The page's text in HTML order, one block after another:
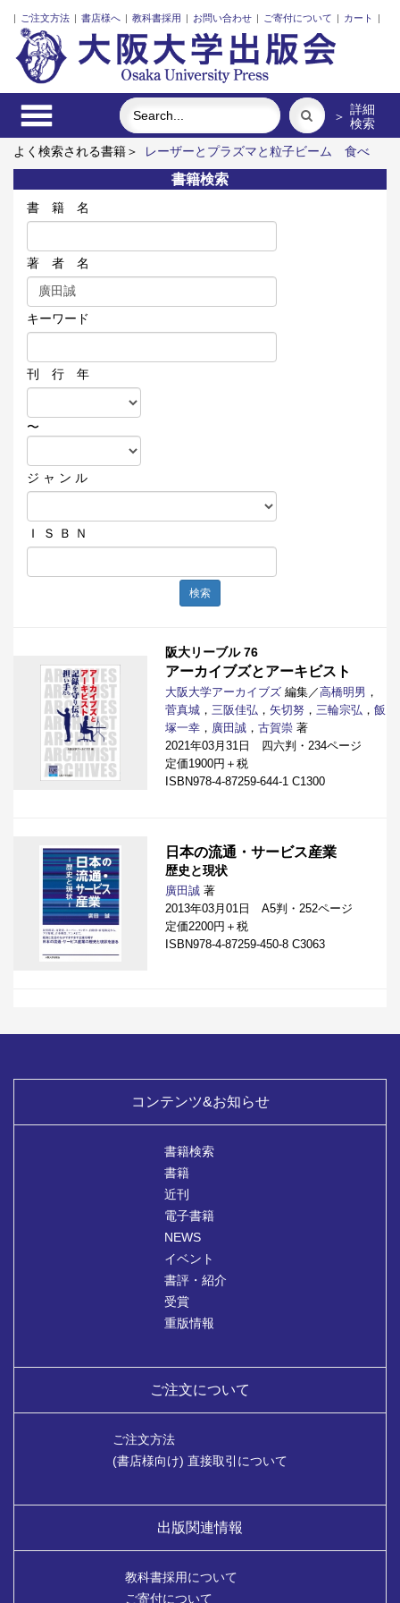
| ご注文方法 | 書店様へ | 教科書採用 | お問い合わせ | ご寄付について | カート |
＞ 詳細
検索
よく検索される書籍＞
レーザーとプラズマと粒子ビーム
食べ
る
三人の藤野先生、その生涯と交流
アーミッシュキルトを訪
ねて
外交・安全保障政策から読む欧州統合 ポンプの流体力学
書籍検索
書 籍 名
著 者 名
キーワード
刊 行 年
〜
ジ ャ ン ル
Ｉ Ｓ Ｂ Ｎ
検索
阪大リーブル 76
アーカイブズとアーキビスト
大阪大学アーカイブズ 編集／高橋明男 ，
菅真城 ， 三阪佳弘 ， 矢切努 ， 三輪宗弘 ， 飯
塚一幸 ， 廣田誠 ， 古賀崇 著
2021年03月31日 四六判・234ページ
定価1900円＋税
ISBN978-4-87259-644-1 C1300
日本の流通・サービス産業
歴史と現状
廣田誠 著
2013年03月01日 A5判・252ページ
定価2200円＋税
ISBN978-4-87259-450-8 C3063
コンテンツ&お知らせ
書籍検索
書籍
近刊
電子書籍
NEWS
イベント
書評・紹介
受賞
重版情報
ご注文について
ご注文方法
(書店様向け) 直接取引について
出版関連情報
教科書採用について
ご寄付について